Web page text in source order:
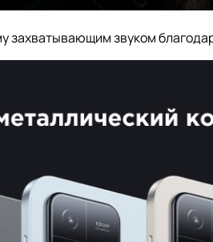
захватывающим звуком